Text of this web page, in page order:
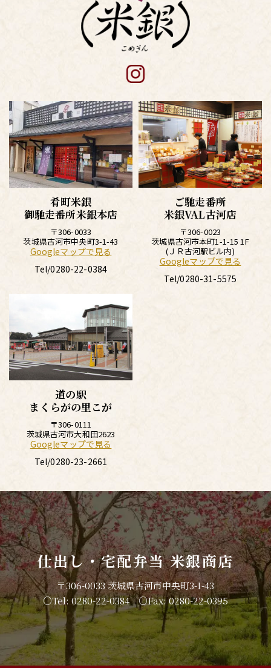
肴町米銀
御馳走番所米銀本店
〒306-0033
茨城県古河市中央町3-1-43
Googleマップで見る
Tel/0280-22-0384
ご馳走番所
米銀VAL古河店
〒306-0023
茨城県古河市本町1-1-15 1F
(ＪＲ古河駅ビル内)
Googleマップで見る
Tel/0280-31-5575
道の駅
まくらがの里こが
〒306-0111
茨城県古河市大和田2623
Googleマップで見る
Tel/0280-23-2661
仕出し・宅配弁当 米銀商店
〒306-0033 茨城県古河市中央町3-1-43
○Tel: 0280-22-0384 ○Fax: 0280-22-0395